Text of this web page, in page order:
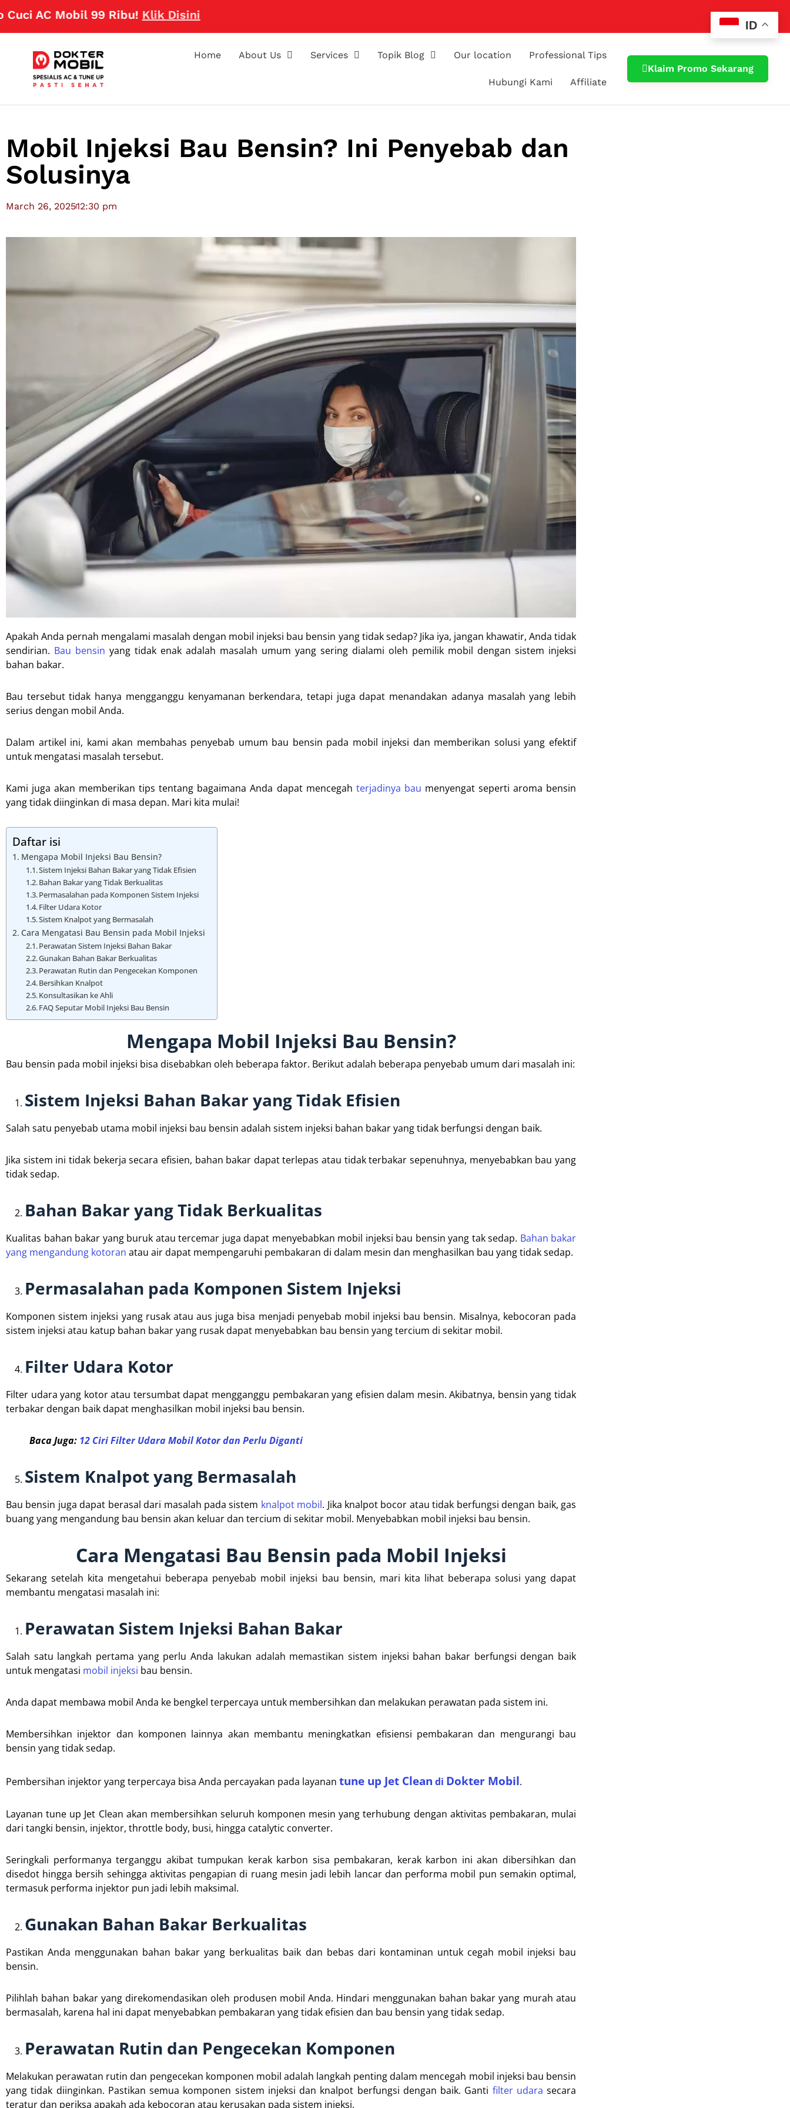
Mobil 99 Ribu!Klik Disini
Home About Us Services Topik Blog Our location Professional Tips
Hubungi Kami Affiliate
Klaim Promo Sekarang
Mobil Injeksi Bau Bensin? Ini Penyebab dan
Solusinya
March 26, 202512:30 pm
Apakah Anda pernah mengalami masalah dengan mobil injeksi bau bensin yang tidak sedap? Jika iya, jangan khawatir, Anda tidak
sendirian. Bau bensin yang tidak enak adalah masalah umum yang sering dialami oleh pemilik mobil dengan sistem injeksi
bahan bakar.
Bau tersebut tidak hanya mengganggu kenyamanan berkendara, tetapi juga dapat menandakan adanya masalah yang lebih
serius dengan mobil Anda.
Dalam artikel ini, kami akan membahas penyebab umum bau bensin pada mobil injeksi dan memberikan solusi yang efektif
untuk mengatasi masalah tersebut.
Kami juga akan memberikan tips tentang bagaimana Anda dapat mencegah terjadinya bau menyengat seperti aroma bensin
yang tidak diinginkan di masa depan. Mari kita mulai!
Daftar isi
Mengapa Mobil Injeksi Bau Bensin?
Sistem Injeksi Bahan Bakar yang Tidak Efisien
Bahan Bakar yang Tidak Berkualitas
Permasalahan pada Komponen Sistem Injeksi
Filter Udara Kotor
Sistem Knalpot yang Bermasalah
Cara Mengatasi Bau Bensin pada Mobil Injeksi
Perawatan Sistem Injeksi Bahan Bakar
Gunakan Bahan Bakar Berkualitas
Perawatan Rutin dan Pengecekan Komponen
Bersihkan Knalpot
Konsultasikan ke Ahli
FAQ Seputar Mobil Injeksi Bau Bensin
Mengapa Mobil Injeksi Bau Bensin?
Bau bensin pada mobil injeksi bisa disebabkan oleh beberapa faktor. Berikut adalah beberapa penyebab umum dari masalah ini:
Sistem Injeksi Bahan Bakar yang Tidak Efisien
Salah satu penyebab utama mobil injeksi bau bensin adalah sistem injeksi bahan bakar yang tidak berfungsi dengan baik.
Jika sistem ini tidak bekerja secara efisien, bahan bakar dapat terlepas atau tidak terbakar sepenuhnya, menyebabkan bau yang
tidak sedap.
Bahan Bakar yang Tidak Berkualitas
Kualitas bahan bakar yang buruk atau tercemar juga dapat menyebabkan mobil injeksi bau bensin yang tak sedap. Bahan bakar
yang mengandung kotoran atau air dapat mempengaruhi pembakaran di dalam mesin dan menghasilkan bau yang tidak sedap.
Permasalahan pada Komponen Sistem Injeksi
Komponen sistem injeksi yang rusak atau aus juga bisa menjadi penyebab mobil injeksi bau bensin. Misalnya, kebocoran pada
sistem injeksi atau katup bahan bakar yang rusak dapat menyebabkan bau bensin yang tercium di sekitar mobil.
Filter Udara Kotor
Filter udara yang kotor atau tersumbat dapat mengganggu pembakaran yang efisien dalam mesin. Akibatnya, bensin yang tidak
terbakar dengan baik dapat menghasilkan mobil injeksi bau bensin.
Baca Juga: 12 Ciri Filter Udara Mobil Kotor dan Perlu Diganti
Sistem Knalpot yang Bermasalah
Bau bensin juga dapat berasal dari masalah pada sistem knalpot mobil. Jika knalpot bocor atau tidak berfungsi dengan baik, gas
buang yang mengandung bau bensin akan keluar dan tercium di sekitar mobil. Menyebabkan mobil injeksi bau bensin.
Cara Mengatasi Bau Bensin pada Mobil Injeksi
Sekarang setelah kita mengetahui beberapa penyebab mobil injeksi bau bensin, mari kita lihat beberapa solusi yang dapat
membantu mengatasi masalah ini:
Perawatan Sistem Injeksi Bahan Bakar
Salah satu langkah pertama yang perlu Anda lakukan adalah memastikan sistem injeksi bahan bakar berfungsi dengan baik
untuk mengatasi mobil injeksi bau bensin.
Anda dapat membawa mobil Anda ke bengkel terpercaya untuk membersihkan dan melakukan perawatan pada sistem ini.
Membersihkan injektor dan komponen lainnya akan membantu meningkatkan efisiensi pembakaran dan mengurangi bau
bensin yang tidak sedap.
Pembersihan injektor yang terpercaya bisa Anda percayakan pada layanan tune up Jet Clean di Dokter Mobil.
Layanan tune up Jet Clean akan membersihkan seluruh komponen mesin yang terhubung dengan aktivitas pembakaran, mulai
dari tangki bensin, injektor, throttle body, busi, hingga catalytic converter.
Seringkali performanya terganggu akibat tumpukan kerak karbon sisa pembakaran, kerak karbon ini akan dibersihkan dan
disedot hingga bersih sehingga aktivitas pengapian di ruang mesin jadi lebih lancar dan performa mobil pun semakin optimal,
termasuk performa injektor pun jadi lebih maksimal.
Gunakan Bahan Bakar Berkualitas
Pastikan Anda menggunakan bahan bakar yang berkualitas baik dan bebas dari kontaminan untuk cegah mobil injeksi bau
bensin.
Pilihlah bahan bakar yang direkomendasikan oleh produsen mobil Anda. Hindari menggunakan bahan bakar yang murah atau
bermasalah, karena hal ini dapat menyebabkan pembakaran yang tidak efisien dan bau bensin yang tidak sedap.
Perawatan Rutin dan Pengecekan Komponen
Melakukan perawatan rutin dan pengecekan komponen mobil adalah langkah penting dalam mencegah mobil injeksi bau bensin
yang tidak diinginkan. Pastikan semua komponen sistem injeksi dan knalpot berfungsi dengan baik. Ganti filter udara secara
teratur dan periksa apakah ada kebocoran atau kerusakan pada sistem injeksi.
ID